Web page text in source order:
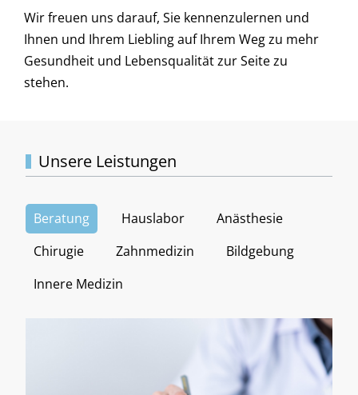
Wir freuen uns darauf, Sie kennenzulernen und
Ihnen und Ihrem Liebling auf Ihrem Weg zu mehr
Gesundheit und Lebensqualität zur Seite zu
stehen.
Unsere Leistungen
Beratung Hauslabor
Anästhesie
Chirugie
Zahnmedizin
Bildgebung
Innere Medizin